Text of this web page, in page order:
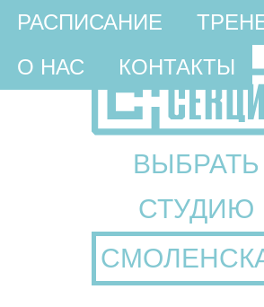
РАСПИСАНИЕ
О НАС
КОНТАКТЫ
ВЫБРАТЬ
СТУДИЮ